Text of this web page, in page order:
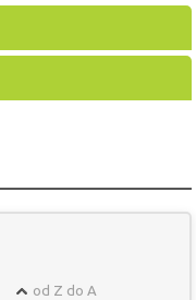
od Z do A